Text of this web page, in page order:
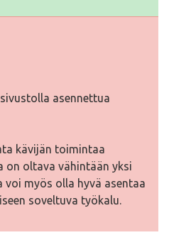
asennettua
kävijän toimintaa
on oltava vähintään yksi
myös olla hyvä asentaa
soveltuva työkalu.